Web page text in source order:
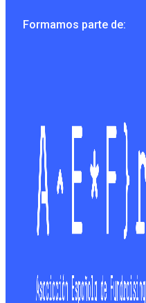
Formamos parte de: